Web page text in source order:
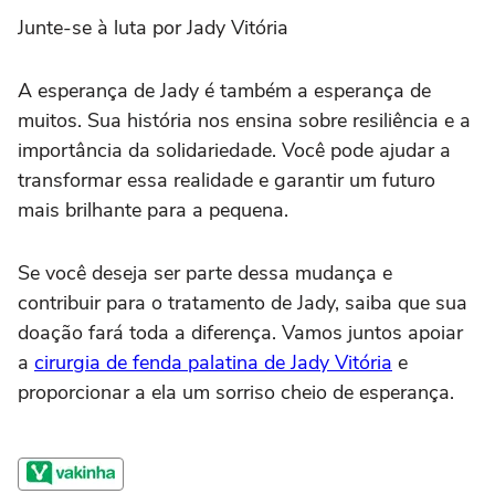
Junte-se à luta por Jady Vitória
A esperança de Jady é também a esperança de
muitos. Sua história nos ensina sobre resiliência e a
importância da solidariedade. Você pode ajudar a
transformar essa realidade e garantir um futuro
mais brilhante para a pequena.
Se você deseja ser parte dessa mudança e
contribuir para o tratamento de Jady, saiba que sua
doação fará toda a diferença. Vamos juntos apoiar
a cirurgia de fenda palatina de Jady Vitória e
proporcionar a ela um sorriso cheio de esperança.